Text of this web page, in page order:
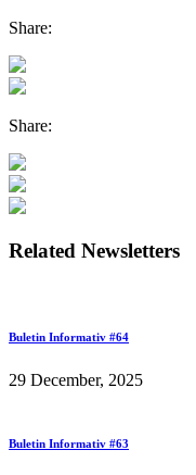
Share:
Share:
Related Newsletters
Buletin Informativ #64
29 December, 2025
Buletin Informativ #63